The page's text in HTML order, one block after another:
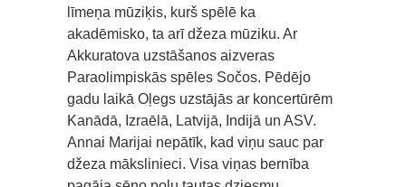
līmeņa mūziķis, kurš spēlē ka
akadēmisko, ta arī džeza mūziku. Ar
Akkuratova uzstāšanos aizveras
Paraolimpiskās spēles Sočos. Pēdējo
gadu laikā Oļegs uzstājās ar koncertūrēm
Kanādā, Izraēlā, Latvijā, Indijā un ASV.
Annai Marijai nepātīk, kad viņu sauc par
džeza mākslinieci. Visa viņas bernība